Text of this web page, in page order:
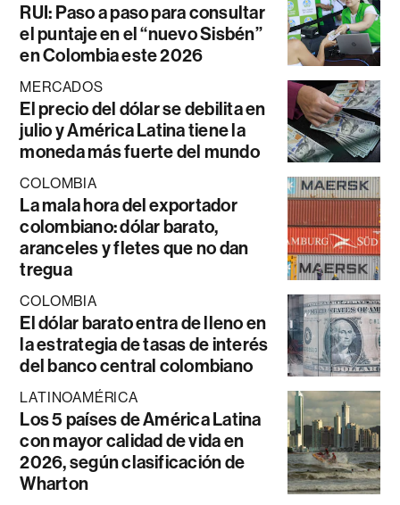
RUI: Paso a paso para consultar
el puntaje en el “nuevo Sisbén”
en Colombia este 2026
MERCADOS
El precio del dólar se debilita en
julio y América Latina tiene la
moneda más fuerte del mundo
COLOMBIA
La mala hora del exportador
colombiano: dólar barato,
aranceles y fletes que no dan
tregua
COLOMBIA
El dólar barato entra de lleno en
la estrategia de tasas de interés
del banco central colombiano
LATINOAMÉRICA
Los 5 países de América Latina
con mayor calidad de vida en
2026, según clasificación de
Wharton